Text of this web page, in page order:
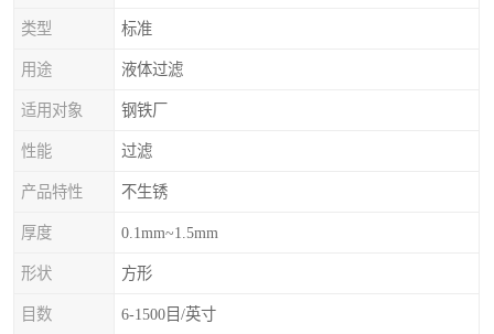
类型 标准
用途 液体过滤
适用对象 钢铁厂
性能 过滤
产品特性 不生锈
厚度 0.1mm~1.5mm
形状 方形
目数 6-1500目/英寸